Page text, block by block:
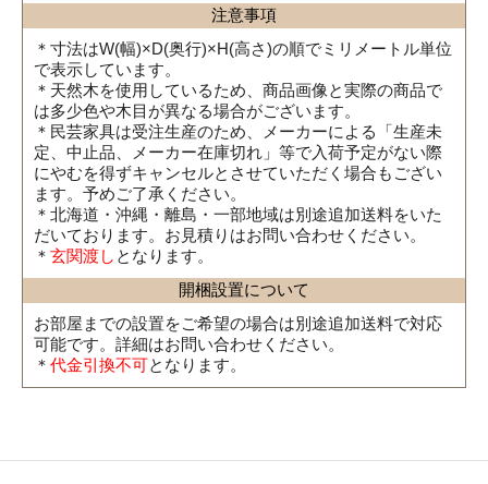
注意事項
＊寸法はW(幅)×D(奥行)×H(高さ)の順でミリメートル単位
で表示しています。
＊天然木を使用しているため、商品画像と実際の商品で
は多少色や木目が異なる場合がございます。
＊民芸家具は受注生産のため、メーカーによる「生産未
定、中止品、メーカー在庫切れ」等で入荷予定がない際
にやむを得ずキャンセルとさせていただく場合もござい
ます。予めご了承ください。
＊北海道・沖縄・離島・一部地域は別途追加送料をいた
だいております。お見積りはお問い合わせください。
＊ 玄関渡し となります。
開梱設置について
お部屋までの設置をご希望の場合は別途追加送料で対応
可能です。詳細はお問い合わせください。
＊ 代金引換不可となります。